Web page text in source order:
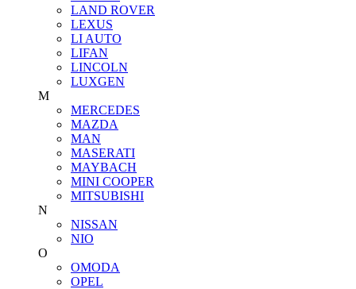
LAND ROVER
LEXUS
LI AUTO
LIFAN
LINCOLN
LUXGEN
M
MERCEDES
MAZDA
MAN
MASERATI
MAYBACH
MINI COOPER
MITSUBISHI
N
NISSAN
NIO
O
OMODA
OPEL